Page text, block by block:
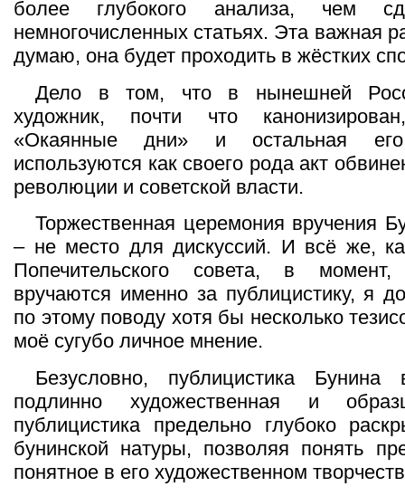
более глубокого анализа, чем
немногочисленных статьях. Эта важная
думаю, она будет проходить в жёстких
Дело в том, что в нынешней
художник, почти что
«Окаянные дни» и остальная его
используются как своего рода акт
революции и советской власти.
Торжественная церемония вручения
– не место для дискуссий. И всё же,
Попечительского совета, в
вручаются именно за публицистику, я
по этому поводу хотя бы несколько
моё сугубо личное мнение.
Безусловно, публицистика Бунина
подлинно художественная и
публицистика предельно глубоко
бунинской натуры, позволяя понять
понятное в его художественном